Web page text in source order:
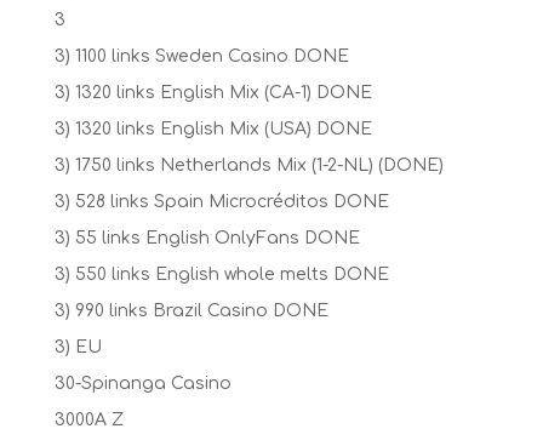
3
3) 1100 links Sweden Casino DONE
3) 1320 links English Mix (CA-1) DONE
3) 1320 links English Mix (USA) DONE
3) 1750 links Netherlands Mix (1-2-NL) (DONE)
3) 528 links Spain Microcréditos DONE
3) 55 links English OnlyFans DONE
3) 550 links English whole melts DONE
3) 990 links Brazil Casino DONE
3) EU
30-Spinanga Casino
3000A Z